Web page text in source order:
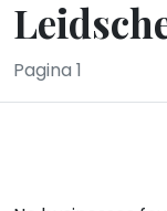
Pagina 1